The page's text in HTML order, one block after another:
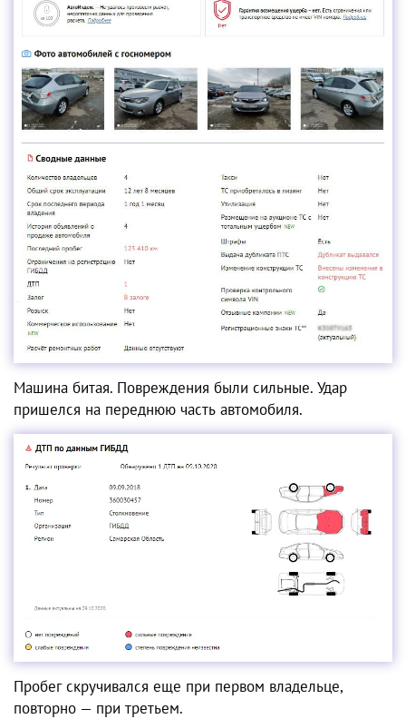
Машина битая. Повреждения были сильные. Удар
пришелся на переднюю часть автомобиля.
Пробег скручивался еще при первом владельце,
повторно — при третьем.